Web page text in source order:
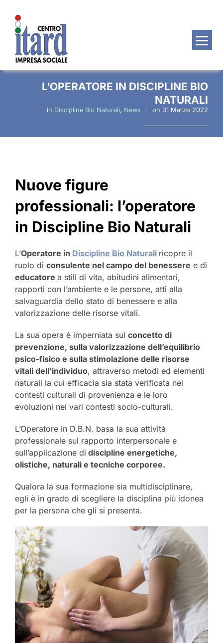
contenuto
L’OPERATORE IN DISCIPLINE BIO
NATURALI
in Discipline Bio Naturali, News on Pubblicato
31 Marzo 2022
Nuove figure
professionali: l’operatore
in Discipline Bio Naturali
L’Operatore in Discipline Bio Naturali ricopre il
ruolo di consulente nel campo del benessere e di
educatore a stili di vita, abitudini alimentari,
rapporti con l’ambiente e le persone, atti alla
salvaguardia dello stato di benessere e alla
valorizzazione delle risorse vitali.
La sua opera è imperniata sul concetto di
prevenzione, sulla valorizzazione dell’equilibrio
psico-fisico e sulla stimolazione delle risorse
vitali dell’individuo, attraverso metodi ed elementi
naturali la cui efficacia sia stata verificata nei
contesti culturali di provenienza e le loro
evoluzioni nei vari contesti socio-culturali.
L’Operatore in D.B.N. basa la sua attività
professionale sul rapporto interpersonale e
sull’applicazione di discipline energetiche,
olistiche, naturali e tecniche corporee.
Qualora la sua formazione sia multidisciplinare,
egli è in grado di scegliere la disciplina più idonea
per la persona che gli si presenta.